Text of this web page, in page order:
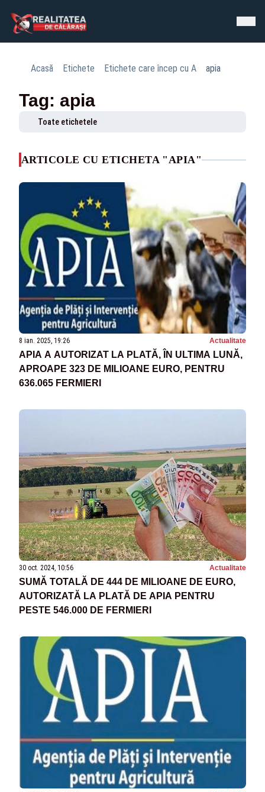
Acasă Etichete Etichete care încep cu A apia
Tag: apia
Toate etichetele
ARTICOLE CU ETICHETA "APIA"
8 ian. 2025, 19:26 Actualitate
APIA A AUTORIZAT LA PLATĂ, ÎN ULTIMA LUNĂ,
APROAPE 323 DE MILIOANE EURO, PENTRU
636.065 FERMIERI
30 oct. 2024, 10:56 Actualitate
SUMĂ TOTALĂ DE 444 DE MILIOANE DE EURO,
AUTORIZATĂ LA PLATĂ DE APIA PENTRU
PESTE 546.000 DE FERMIERI